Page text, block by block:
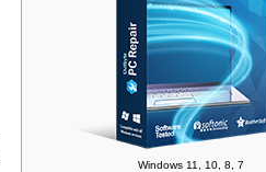
Windows 11, 10, 8, 7